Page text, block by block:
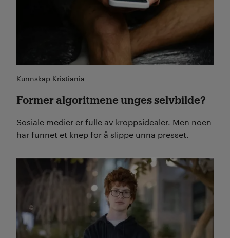
Kunnskap Kristiania
Former algoritmene unges selvbilde?
Sosiale medier er fulle av kroppsidealer. Men noen
har funnet et knep for å slippe unna presset.